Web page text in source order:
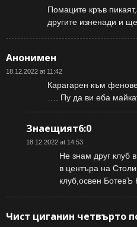
Помаците кръв
другите изненади и
Анонимен
18.12.2022 at 11:42
Карагарен към
…. Пу да ви еба
Знаещият6:0
18.12.2022 at 14:53
Не знам друг клуб
в центъра на
клуб,освен БотевЪ
Чист циганин четвърто